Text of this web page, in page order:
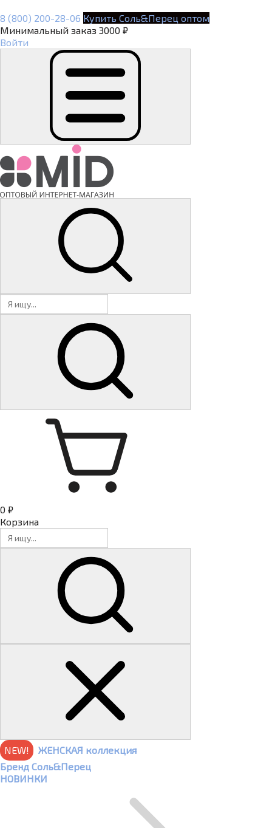
8 (800) 200-28-06 Купить Соль&Перец оптом
Минимальный заказ 3000 ₽
Войти
0 ₽
Корзина
NEW!
ЖЕНСКАЯ коллекция
Бренд Соль&Перец
НОВИНКИ